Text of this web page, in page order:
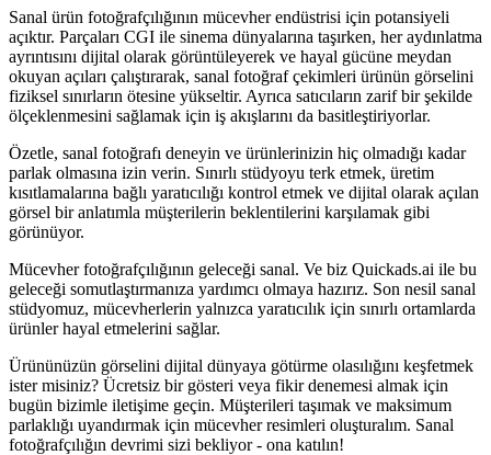
Sanal ürün fotoğrafçılığının mücevher endüstrisi için potansiyeli
açıktır. Parçaları CGI ile sinema dünyalarına taşırken, her aydınlatma
ayrıntısını dijital olarak görüntüleyerek ve hayal gücüne meydan
okuyan açıları çalıştırarak, sanal fotoğraf çekimleri ürünün görselini
fiziksel sınırların ötesine yükseltir. Ayrıca satıcıların zarif bir şekilde
ölçeklenmesini sağlamak için iş akışlarını da basitleştiriyorlar.
Özetle, sanal fotoğrafı deneyin ve ürünlerinizin hiç olmadığı kadar
parlak olmasına izin verin. Sınırlı stüdyoyu terk etmek, üretim
kısıtlamalarına bağlı yaratıcılığı kontrol etmek ve dijital olarak açılan
görsel bir anlatımla müşterilerin beklentilerini karşılamak gibi
görünüyor.
Mücevher fotoğrafçılığının geleceği sanal. Ve biz Quickads.ai ile bu
geleceği somutlaştırmanıza yardımcı olmaya hazırız. Son nesil sanal
stüdyomuz, mücevherlerin yalnızca yaratıcılık için sınırlı ortamlarda
ürünler hayal etmelerini sağlar.
Ürününüzün görselini dijital dünyaya götürme olasılığını keşfetmek
ister misiniz? Ücretsiz bir gösteri veya fikir denemesi almak için
bugün bizimle iletişime geçin. Müşterileri taşımak ve maksimum
parlaklığı uyandırmak için mücevher resimleri oluşturalım. Sanal
fotoğrafçılığın devrimi sizi bekliyor - ona katılın!